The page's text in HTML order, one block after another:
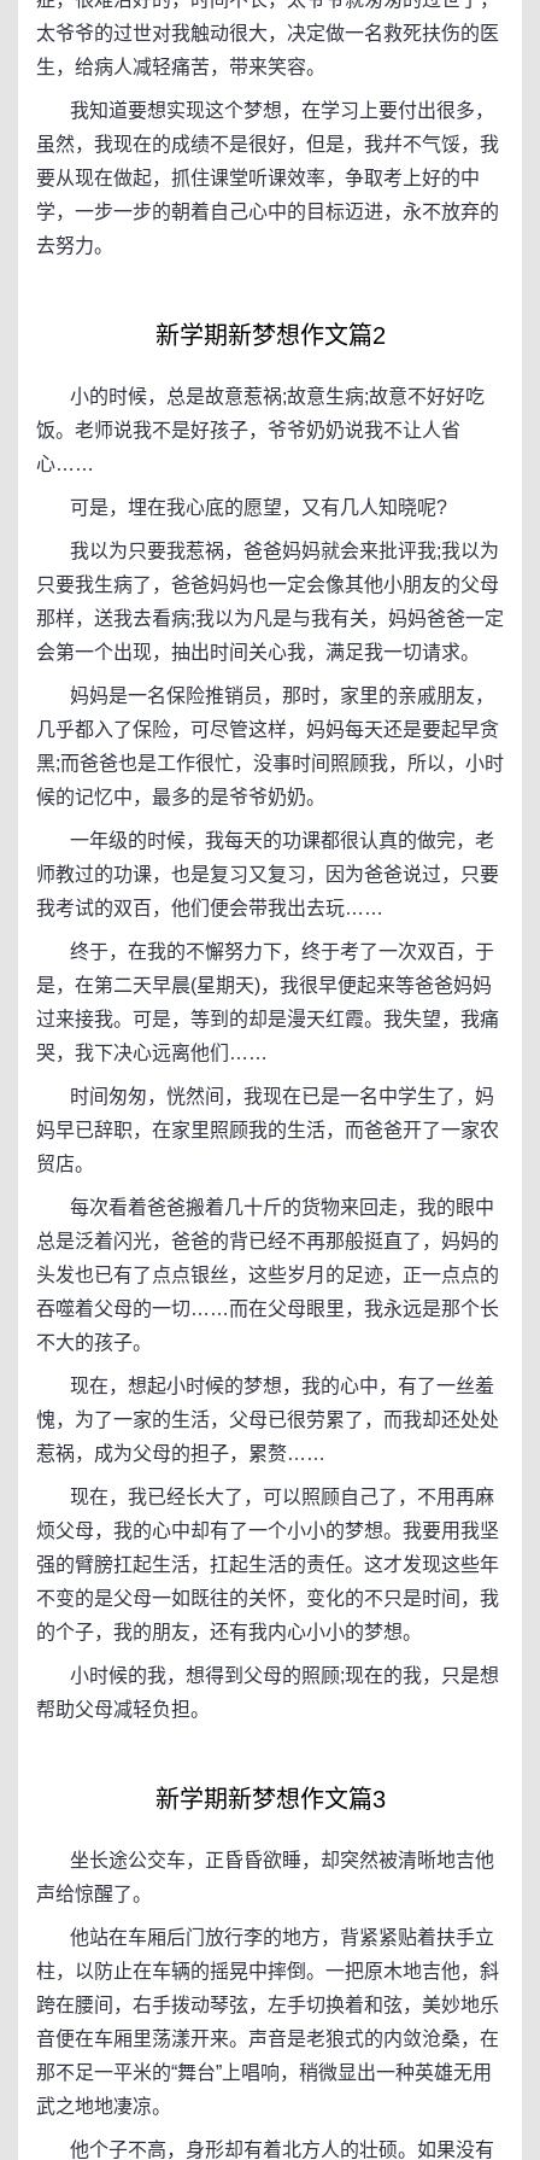
太爷爷的过世对我触动很大，决定做一名救死扶伤的医
生，给病人减轻痛苦，带来笑容。
我知道要想实现这个梦想，在学习上要付出很多，
虽然，我现在的成绩不是很好，但是，我幷不气馁，我
要从现在做起，抓住课堂听课效率，争取考上好的中
学，一步一步的朝着自己心中的目标迈进，永不放弃的
去努力。
新学期新梦想作文篇2
小的时候，总是故意惹祸;故意生病;故意不好好吃
饭。老师说我不是好孩子，爷爷奶奶说我不让人省
心……
可是，埋在我心底的愿望，又有几人知晓呢?
我以为只要我惹祸，爸爸妈妈就会来批评我;我以为
只要我生病了，爸爸妈妈也一定会像其他小朋友的父母
那样，送我去看病;我以为凡是与我有关，妈妈爸爸一定
会第一个出现，抽出时间关心我，满足我一切请求。
妈妈是一名保险推销员，那时，家里的亲戚朋友，
几乎都入了保险，可尽管这样，妈妈每天还是要起早贪
黑;而爸爸也是工作很忙，没事时间照顾我，所以，小时
候的记忆中，最多的是爷爷奶奶。
一年级的时候，我每天的功课都很认真的做完，老
师教过的功课，也是复习又复习，因为爸爸说过，只要
我考试的双百，他们便会带我出去玩……
终于，在我的不懈努力下，终于考了一次双百，于
是，在第二天早晨(星期天)，我很早便起来等爸爸妈妈
过来接我。可是，等到的却是漫天红霞。我失望，我痛
哭，我下决心远离他们……
时间匆匆，恍然间，我现在已是一名中学生了，妈
妈早已辞职，在家里照顾我的生活，而爸爸开了一家农
贸店。
每次看着爸爸搬着几十斤的货物来回走，我的眼中
总是泛着闪光，爸爸的背已经不再那般挺直了，妈妈的
头发也已有了点点银丝，这些岁月的足迹，正一点点的
吞噬着父母的一切……而在父母眼里，我永远是那个长
不大的孩子。
现在，想起小时候的梦想，我的心中，有了一丝羞
愧，为了一家的生活，父母已很劳累了，而我却还处处
惹祸，成为父母的担子，累赘……
现在，我已经长大了，可以照顾自己了，不用再麻
烦父母，我的心中却有了一个小小的梦想。我要用我坚
强的臂膀扛起生活，扛起生活的责任。这才发现这些年
不变的是父母一如既往的关怀，变化的不只是时间，我
的个子，我的朋友，还有我内心小小的梦想。
小时候的我，想得到父母的照顾;现在的我，只是想
帮助父母减轻负担。
新学期新梦想作文篇3
坐长途公交车，正昏昏欲睡，却突然被清晰地吉他
声给惊醒了。
他站在车厢后门放行李的地方，背紧紧贴着扶手立
柱，以防止在车辆的摇晃中摔倒。一把原木地吉他，斜
跨在腰间，右手拨动琴弦，左手切换着和弦，美妙地乐
音便在车厢里荡漾开来。声音是老狼式的内敛沧桑，在
那不足一平米的“舞台”上唱响，稍微显出一种英雄无用
武之地地凄凉。
他个子不高，身形却有着北方人的壮硕。如果没有